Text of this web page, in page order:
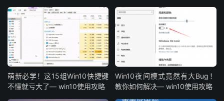
萌新必学！这15组Win10快捷键
不懂就亏大了— win10使用攻略
Win10夜间模式竟然有大Bug！
教你如何解决— win10使用攻略